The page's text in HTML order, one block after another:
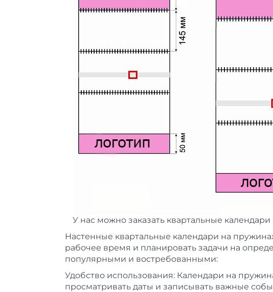
У нас можно заказать квартальные
Настенные квартальные календари на
рабочее время и планировать задачи на
популярными и востребованными:
Удобство использования: Календари на
просматривать даты и записывать важные